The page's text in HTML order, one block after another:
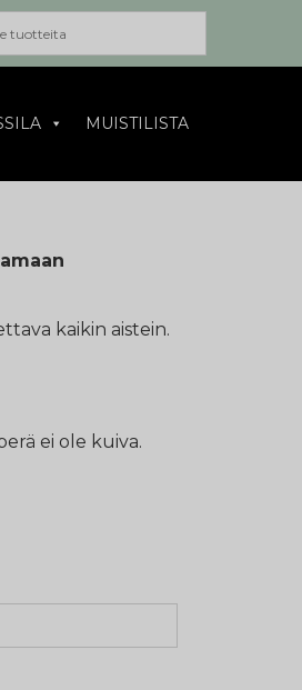
MUISTILISTA
kaikin aistein.
ei ole kuiva.